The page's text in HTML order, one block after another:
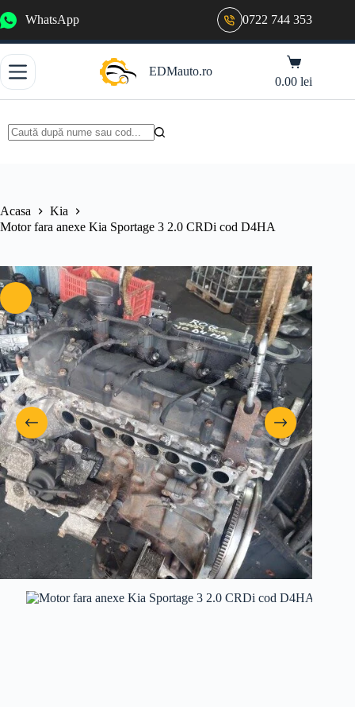
la
WhatsApp 0722 744 353
EDMauto.ro
Coș
de
cumpărături
0.00lei
Acasa
Kia
Motor fara anexe Kia Sportage 3 2.0 CRDi cod D4HA